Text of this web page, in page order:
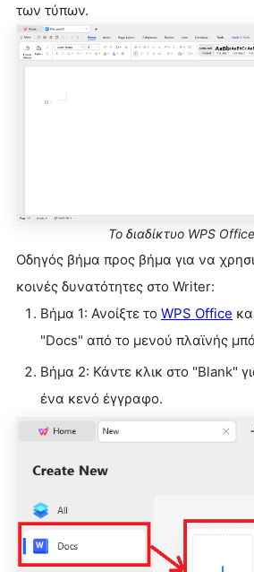
των τύπων.
Το διαδίκτυο WPS
Οδηγός βήμα προς βήμα για να
κοινές δυνατότητες στο Writer:
Βήμα 1: Ανοίξτε το WPS Office
"Docs" από το μενού πλαϊνής
Βήμα 2: Κάντε κλικ στο "Blank"
ένα κενό έγγραφο.